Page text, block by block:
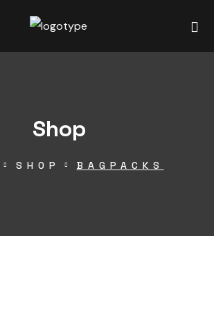
Shop
SHOP BAGPACKS